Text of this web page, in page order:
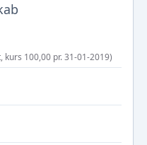
100,00 pr. 31-01-2019)